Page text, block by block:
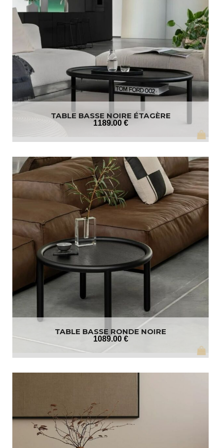
TABLE BASSE NOIRE ÉTAGÈRE
1189.00 €
TABLE BASSE RONDE NOIRE
1089.00 €